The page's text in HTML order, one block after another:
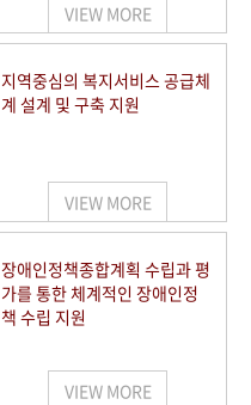
VIEW MORE
지역중심의 복지서비스 공급체
계 설계 및 구축 지원
VIEW MORE
장애인정책종합계획 수립과 평
가를 통한 체계적인 장애인정
책 수립 지원
VIEW MORE